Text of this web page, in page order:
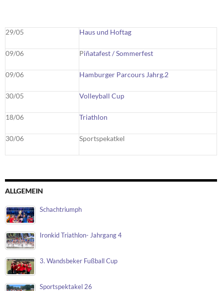
29/05 Haus und Hoftag
09/06 Piñatafest / Sommerfest
09/06 Hamburger Parcours Jahrg.2
30/05 Volleyball Cup
18/06 Triathlon
30/06 Sportspekatkel
ALLGEMEIN
Schachtriumph
Ironkid Triathlon- Jahrgang 4
3. Wandsbeker Fußball Cup
Sportspektakel 26